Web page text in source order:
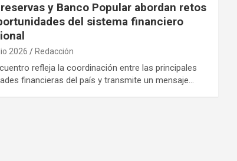
y Banco Popular abordan retos
del sistema financiero
2026 Redacción
refleja la coordinación entre las principales
financieras del país y transmite un mensaje…